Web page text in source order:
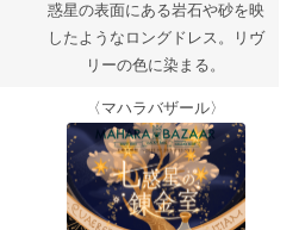
惑星の表面にある岩石や砂を映
したようなロングドレス。リヴ
リーの色に染まる。
〈マハラバザール〉